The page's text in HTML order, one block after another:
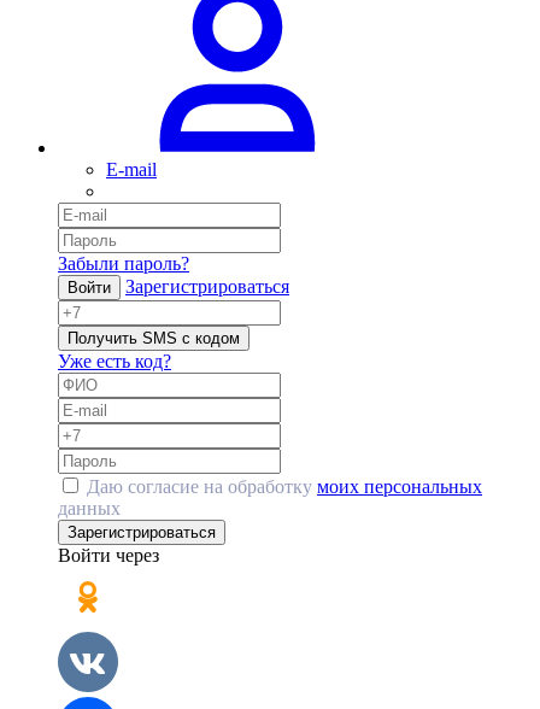
E-mail
Забыли пароль?
Войти Зарегистрироваться
Получить SMS с кодом
Уже есть код?
Даю согласие на обработку моих персональных
данных
Зарегистрироваться
Войти через